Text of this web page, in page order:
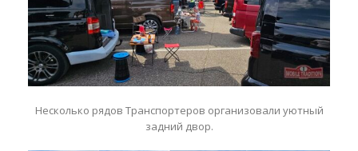
Несколько рядов Транспортеров организовали уютный
задний двор.